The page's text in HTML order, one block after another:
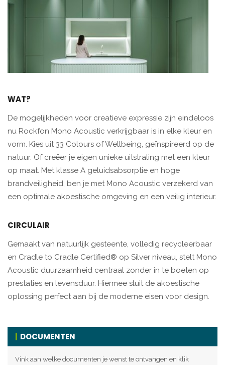
WAT?
De mogelijkheden voor creatieve expressie zijn eindeloos
nu Rockfon Mono Acoustic verkrijgbaar is in elke kleur en
vorm. Kies uit 33 Colours of Wellbeing, geïnspireerd op de
natuur. Of creëer je eigen unieke uitstraling met een kleur
op maat. Met klasse A geluidsabsorptie en hoge
brandveiligheid, ben je met Mono Acoustic verzekerd van
een optimale akoestische omgeving en een veilig interieur.
CIRCULAIR
Gemaakt van natuurlijk gesteente, volledig recycleerbaar
en Cradle to Cradle Certified® op Silver niveau, stelt Mono
Acoustic duurzaamheid centraal zonder in te boeten op
prestaties en levensduur. Hiermee sluit de akoestische
oplossing perfect aan bij de moderne eisen voor design.
DOCUMENTEN
Vink aan welke documenten je wenst te ontvangen en klik